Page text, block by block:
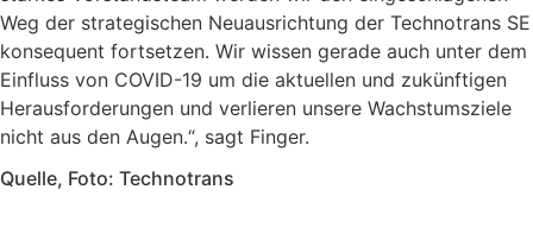
Weg der strategischen Neuausrichtung der Technotrans SE
konsequent fortsetzen. Wir wissen gerade auch unter dem
Einfluss von COVID-19 um die aktuellen und zukünftigen
Herausforderungen und verlieren unsere Wachstumsziele
nicht aus den Augen.“, sagt Finger.
Quelle, Foto: Technotrans